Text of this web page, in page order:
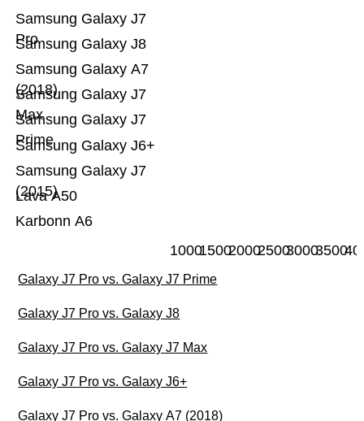
Karbonn A6
Lava A50
Samsung Galaxy J7
(2015)
Samsung Galaxy J6+
Samsung Galaxy J7
Prime
Samsung Galaxy J7
Max
Samsung Galaxy A7
(2018)
Samsung Galaxy J8
Samsung Galaxy J7
Pro
100015002000250030003500
Galaxy J7 Pro vs. Galaxy J7 Prime
Galaxy J7 Pro vs. Galaxy J8
Galaxy J7 Pro vs. Galaxy J7 Max
Galaxy J7 Pro vs. Galaxy J6+
Galaxy J7 Pro vs. Galaxy A7 (2018)